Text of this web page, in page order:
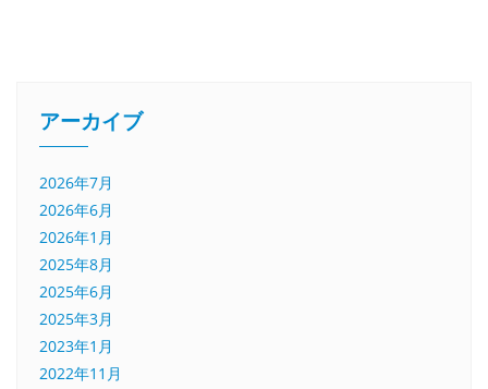
アーカイブ
2026年7月
2026年6月
2026年1月
2025年8月
2025年6月
2025年3月
2023年1月
2022年11月